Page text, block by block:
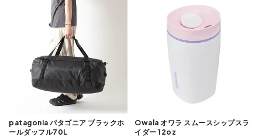
patagonia パタゴニア ブラックホ
ールダッフル70L
Owala オワラ スムースシップスラ
イダー 12oz